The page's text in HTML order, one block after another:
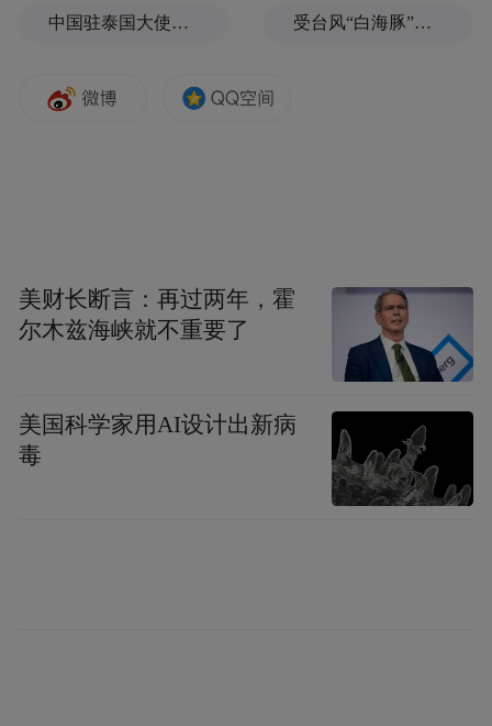
垒，为后续技术产业化实施奠定了法律基
保技术成果在产品全生命周期内获得充分保
后，考虑到生物医药产业研发周期长、技术
壁垒高、知识产权依赖性强等特点，立足企
业创新需求与产业发展痛点，充分发挥跨区
域协同优势，在省知识产权局指导协调下，
第一时间与省保护中心（省预审案件调度中
心）、泰州保护中心建立专项协作机制，积
中国驻泰国大使馆发布关于中国公民来泰国参加文体活动的提醒 受台风“白海豚”影响，福建沿海40条航线停航
美财长断言：再过两年，霍
尔木兹海峡就不重要了
美国科学家用AI设计出新病
毒